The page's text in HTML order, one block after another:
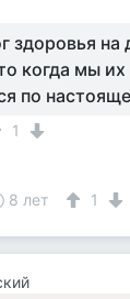
здоровья на
когда мы
по
1
8 лет 1